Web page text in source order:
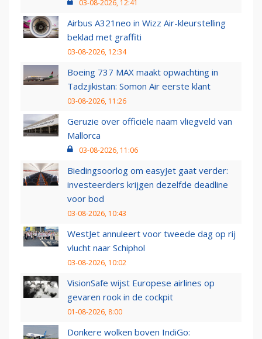
03-08-2026, 12:41
Airbus A321neo in Wizz Air-kleurstelling
beklad met graffiti
03-08-2026, 12:34
Boeing 737 MAX maakt opwachting in
Tadzjikistan: Somon Air eerste klant
03-08-2026, 11:26
Geruzie over officiële naam vliegveld van
Mallorca
03-08-2026, 11:06
Biedingsoorlog om easyJet gaat verder:
investeerders krijgen dezelfde deadline
voor bod
03-08-2026, 10:43
WestJet annuleert voor tweede dag op rij
vlucht naar Schiphol
03-08-2026, 10:02
VisionSafe wijst Europese airlines op
gevaren rook in de cockpit
01-08-2026, 8:00
Donkere wolken boven IndiGo: